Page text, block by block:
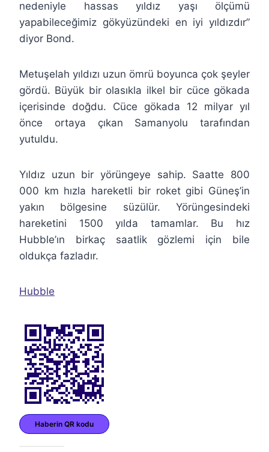
nedeniyle hassas yıldız yaşı ölçümü
yapabileceğimiz gökyüzündeki en iyi yıldızdır”
diyor Bond.
Metuşelah yıldızı uzun ömrü boyunca çok şeyler
gördü. Büyük bir olasıkla ilkel bir cüce gökada
içerisinde doğdu. Cüce gökada 12 milyar yıl
önce ortaya çıkan Samanyolu tarafından
yutuldu.
Yıldız uzun bir yörüngeye sahip. Saatte 800
000 km hızla hareketli bir roket gibi Güneş’in
yakın bölgesine süzülür. Yörüngesindeki
hareketini 1500 yılda tamamlar. Bu hız
Hubble’ın birkaç saatlik gözlemi için bile
oldukça fazladır.
Hubble
Haberin QR kodu